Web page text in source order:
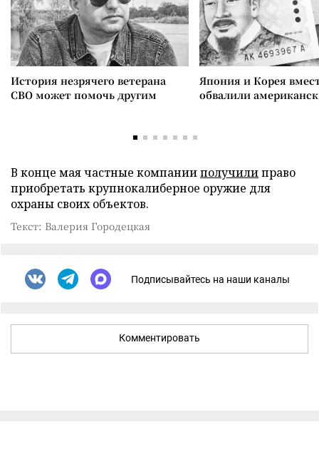
История незрячего ветерана
СВО может помочь другим
Япония и Корея
обвалили
В конце мая частные компанииполучилиправо
приобретать крупнокалиберное оружие для
охраны своих объектов.
Текст: Валерия Городецкая
Подписывайтесь на наши каналы
Комментировать